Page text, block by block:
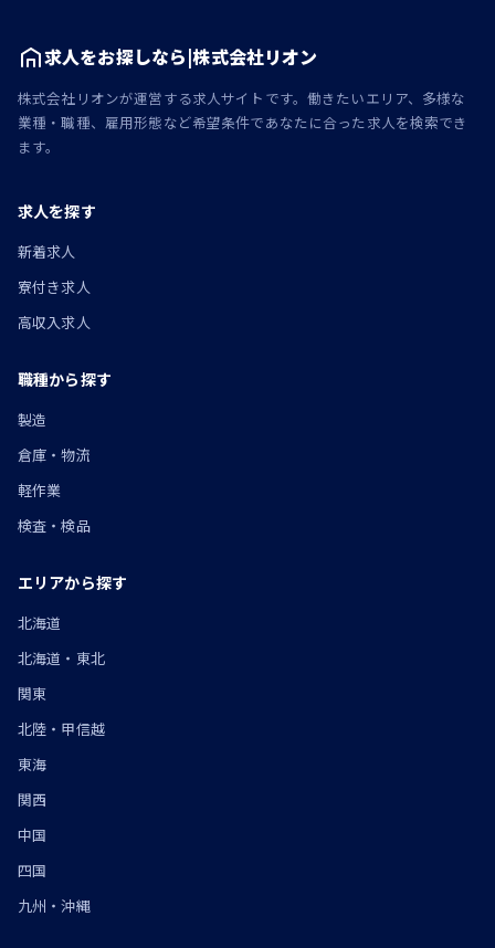
求人をお探しなら|株式会社リオン
株式会社リオンが運営する求人サイトです。働きたいエリア、多様な
業種・職種、雇用形態など希望条件であなたに合った求人を検索でき
ます。
求人を探す
新着求人
寮付き求人
高収入求人
職種から探す
製造
倉庫・物流
軽作業
検査・検品
エリアから探す
北海道
北海道・東北
関東
北陸・甲信越
東海
関西
中国
四国
九州・沖縄